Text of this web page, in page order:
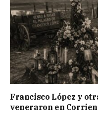
Francisco López y
veneraron en